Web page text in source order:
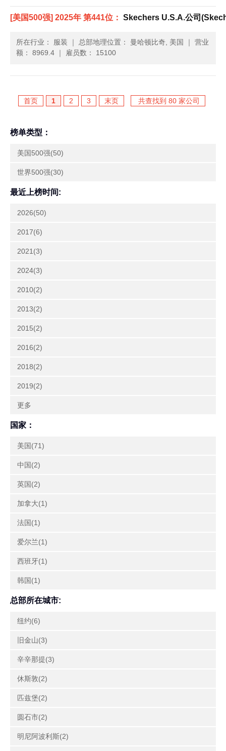
[美国500强] 2025年 第441位： Skechers U.S.A.公司
所在行业： 服装 ｜ 总部地理位置： 曼哈顿比奇, 美国 ｜ 营业
额： 8969.4 ｜ 雇员数： 15100
首页 1 2 3 末页 共查找到 80 家公司
榜单类型：
美国500强(50)
世界500强(30)
最近上榜时间:
2026(50)
2017(6)
2021(3)
2024(3)
2010(2)
2013(2)
2015(2)
2016(2)
2018(2)
2019(2)
更多
国家：
美国(71)
中国(2)
英国(2)
加拿大(1)
法国(1)
爱尔兰(1)
西班牙(1)
韩国(1)
总部所在城市:
纽约(6)
旧金山(3)
辛辛那提(3)
休斯敦(2)
匹兹堡(2)
圆石市(2)
明尼阿波利斯(2)